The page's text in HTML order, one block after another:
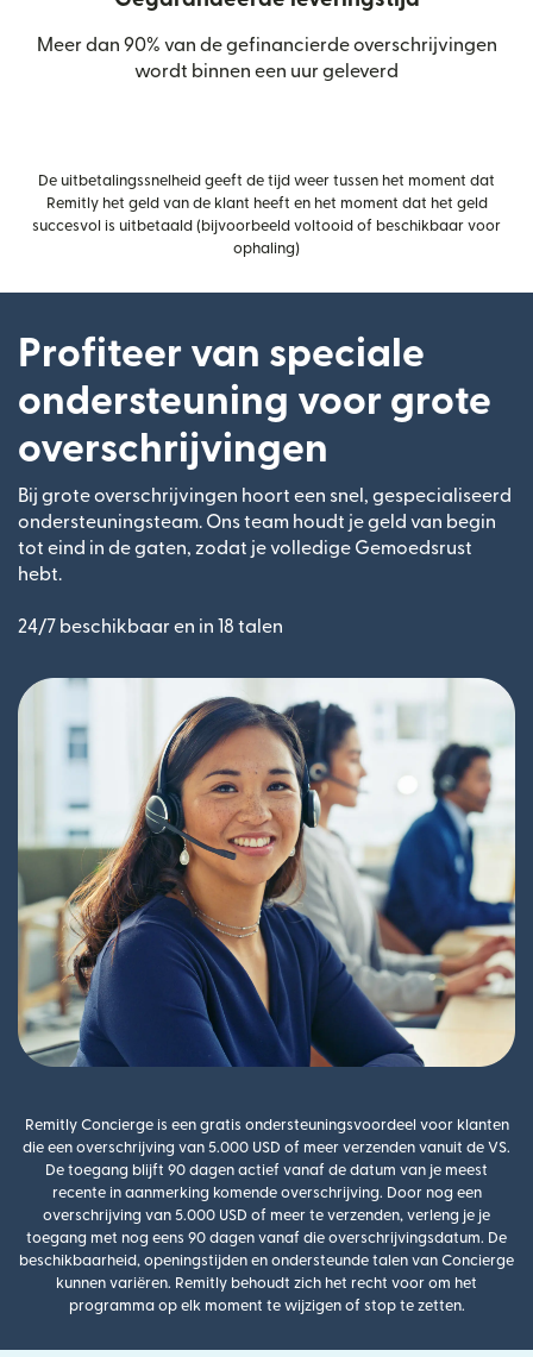
Meer dan 90% van de gefinancierde overschrijvingen
wordt binnen een uur geleverd
De uitbetalingssnelheid geeft de tijd weer tussen het moment dat
Remitly het geld van de klant heeft en het moment dat het geld
succesvol is uitbetaald (bijvoorbeeld voltooid of beschikbaar voor
ophaling)
Profiteer van speciale
ondersteuning voor grote
overschrijvingen
Bij grote overschrijvingen hoort een snel, gespecialiseerd
ondersteuningsteam. Ons team houdt je geld van begin
tot eind in de gaten, zodat je volledige Gemoedsrust
hebt.
24/7 beschikbaar en in 18 talen
Remitly Concierge is een gratis ondersteuningsvoordeel voor klanten
die een overschrijving van 5.000 USD of meer verzenden vanuit de VS.
De toegang blijft 90 dagen actief vanaf de datum van je meest
recente in aanmerking komende overschrijving. Door nog een
overschrijving van 5.000 USD of meer te verzenden, verleng je je
toegang met nog eens 90 dagen vanaf die overschrijvingsdatum. De
beschikbaarheid, openingstijden en ondersteunde talen van Concierge
kunnen variëren. Remitly behoudt zich het recht voor om het
programma op elk moment te wijzigen of stop te zetten.